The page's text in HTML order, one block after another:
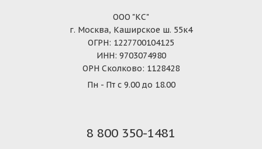
ООО "КС"
г. Москва, Каширское ш. 55к4
ОГРН: 1227700104125
ИНН: 9703074980
ОРН Сколково: 1128428
Пн - Пт с 9.00 до 18.00
8 800 350-1481